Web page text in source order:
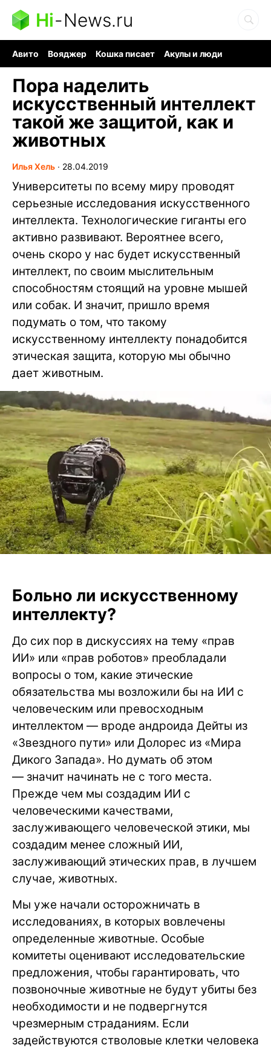
Hi-News.ru
Авито Вояджер Кошка писает
Акулы и люди
Пора наделить
искусственный интеллект
такой же защитой, как и
животных
Илья Хель ∙ 28.04.2019
Университеты по всему миру проводят
серьезные исследования искусственного
интеллекта. Технологические гиганты его
активно развивают. Вероятнее всего,
очень скоро у нас будет искусственный
интеллект, по своим мыслительным
способностям стоящий на уровне мышей
или собак. И значит, пришло время
подумать о том, что такому
искусственному интеллекту понадобится
этическая защита, которую мы обычно
дает животным.
Больно ли искусственному
интеллекту?
До сих пор в дискуссиях на тему «прав
ИИ» или «прав роботов» преобладали
вопросы о том, какие этические
обязательства мы возложили бы на ИИ с
человеческим или превосходным
интеллектом — вроде андроида Дейты из
«Звездного пути» или Долорес из «Мира
Дикого Запада». Но думать об этом
— значит начинать не с того места.
Прежде чем мы создадим ИИ с
человеческими качествами,
заслуживающего человеческой этики, мы
создадим менее сложный ИИ,
заслуживающий этических прав, в лучшем
случае, животных.
Мы уже начали осторожничать в
исследованиях, в которых вовлечены
определенные животные. Особые
комитеты оценивают исследовательские
предложения, чтобы гарантировать, что
позвоночные животные не будут убиты без
необходимости и не подвергнутся
чрезмерным страданиям. Если
задействуются стволовые клетки человека